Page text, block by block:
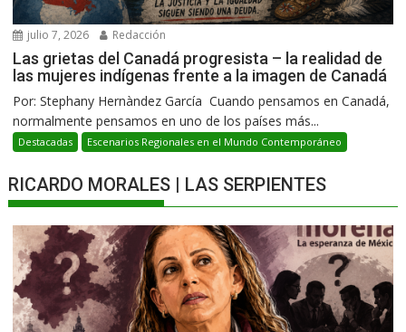
julio 7, 2026 Redacción
Las grietas del Canadá progresista – la realidad de
las mujeres indígenas frente a la imagen de Canadá
Por: Stephany Hernàndez García Cuando pensamos en Canadá,
normalmente pensamos en uno de los países más...
Destacadas Escenarios Regionales en el Mundo Contemporáneo
RICARDO MORALES | LAS SERPIENTES